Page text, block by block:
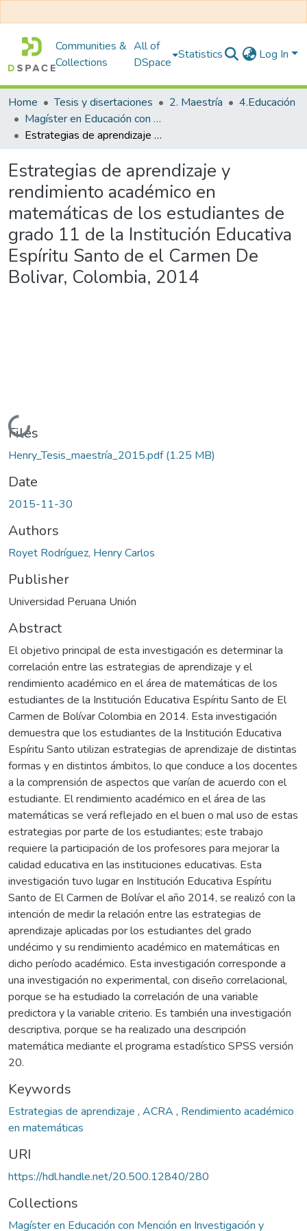
Communities &
Collections
All of
DSpace
Statistics Log In
Home Tesis y disertaciones 2. Maestría
4.Educación
Magíster en Educación con Mención en Investigación y Docencia Universitaria
Estrategias de aprendizaje y rendimiento académico en matemáticas de los estudiantes de grado 11 de la Institución Educativa Espíritu Santo de el Carmen De Bolivar, Colombia, 2014
Estrategias de aprendizaje y
rendimiento académico en
matemáticas de los estudiantes de
grado 11 de la Institución Educativa
Espíritu Santo de el Carmen De
Bolivar, Colombia, 2014
Loading...
Files
Henry_Tesis_maestría_2015.pdf(1.25 MB)
Date
2015-11-30
Authors
Royet Rodríguez, Henry Carlos
Publisher
Universidad Peruana Unión
Abstract
El objetivo principal de esta investigación es determinar la
correlación entre las estrategias de aprendizaje y el
rendimiento académico en el área de matemáticas de los
estudiantes de la Institución Educativa Espíritu Santo de El
Carmen de Bolívar Colombia en 2014. Esta investigación
demuestra que los estudiantes de la Institución Educativa
Espíritu Santo utilizan estrategias de aprendizaje de distintas
formas y en distintos ámbitos, lo que conduce a los docentes
a la comprensión de aspectos que varían de acuerdo con el
estudiante. El rendimiento académico en el área de las
matemáticas se verá reflejado en el buen o mal uso de estas
estrategias por parte de los estudiantes; este trabajo
requiere la participación de los profesores para mejorar la
calidad educativa en las instituciones educativas. Esta
investigación tuvo lugar en Institución Educativa Espíritu
Santo de El Carmen de Bolívar el año 2014, se realizó con la
intención de medir la relación entre las estrategias de
aprendizaje aplicadas por los estudiantes del grado
undécimo y su rendimiento académico en matemáticas en
dicho período académico. Esta investigación corresponde a
una investigación no experimental, con diseño correlacional,
porque se ha estudiado la correlación de una variable
predictora y la variable criterio. Es también una investigación
descriptiva, porque se ha realizado una descripción
matemática mediante el programa estadístico SPSS versión
20.
Keywords
Estrategias de aprendizaje , ACRA , Rendimiento académico
en matemáticas
URI
https://hdl.handle.net/20.500.12840/280
Collections
Magíster en Educación con Mención en Investigación y